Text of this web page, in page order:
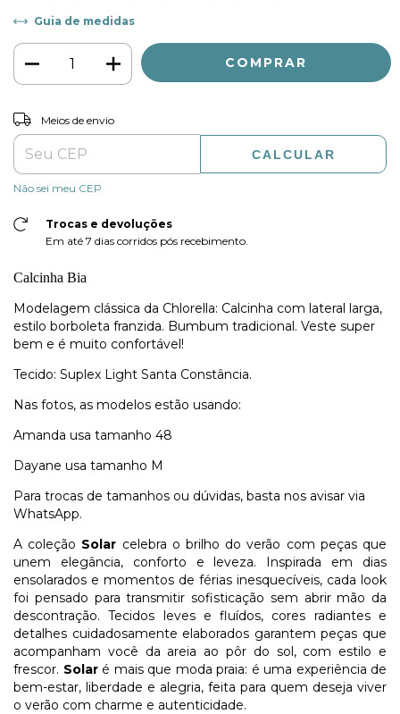
Guia de medidas
Entregas para o CEP:
Meios de envio
CALCULAR
Não sei meu CEP
Trocas e devoluções
Em até 7 dias corridos pós recebimento.
Calcinha Bia
Modelagem clássica da Chlorella: Calcinha com lateral larga,
estilo borboleta franzida. Bumbum tradicional. Veste super
bem e é muito confortável!
Tecido: Suplex Light Santa Constância.
Nas fotos, as modelos estão usando:
Amanda usa tamanho 48
Dayane usa tamanho M
Para trocas de tamanhos ou dúvidas, basta nos avisar via
WhatsApp.
A coleção Solar celebra o brilho do verão com peças que
unem elegância, conforto e leveza. Inspirada em dias
ensolarados e momentos de férias inesquecíveis, cada look
foi pensado para transmitir sofisticação sem abrir mão da
descontração. Tecidos leves e fluídos, cores radiantes e
detalhes cuidadosamente elaborados garantem peças que
acompanham você da areia ao pôr do sol, com estilo e
frescor. Solaré mais que moda praia: é uma experiência de
bem-estar, liberdade e alegria, feita para quem deseja viver
o verão com charme e autenticidade.